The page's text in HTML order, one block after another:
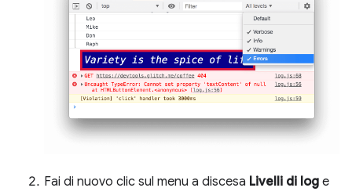
Fai di nuovo clic sul menu a discesa Livelli di log e